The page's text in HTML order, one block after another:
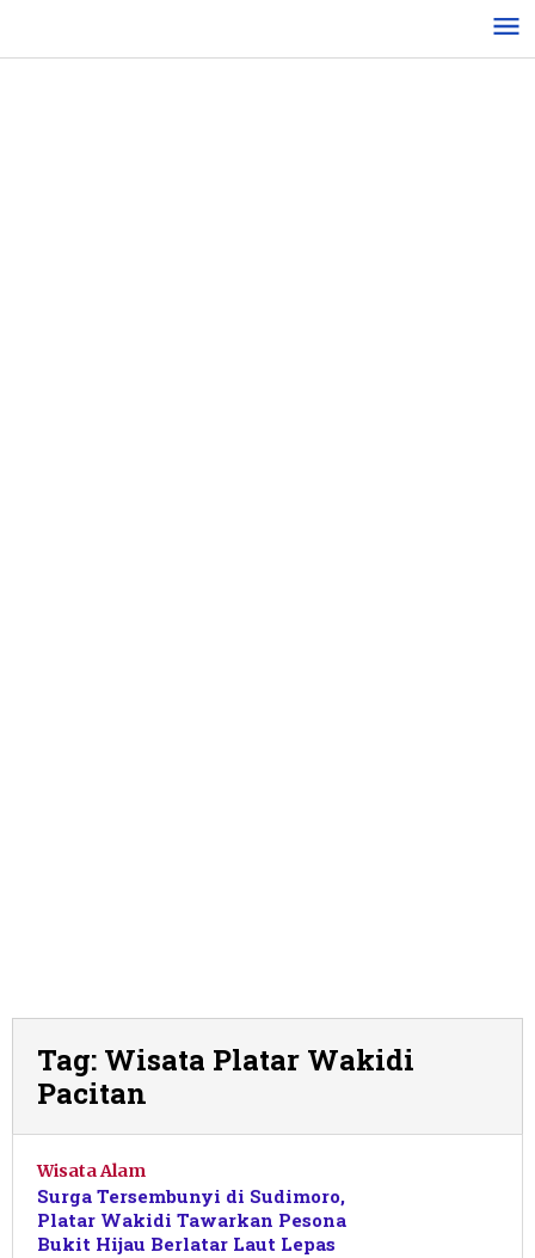
konten
Tag: Wisata Platar Wakidi
Pacitan
Wisata Alam
Surga Tersembunyi di Sudimoro,
Platar Wakidi Tawarkan Pesona
Bukit Hijau Berlatar Laut Lepas